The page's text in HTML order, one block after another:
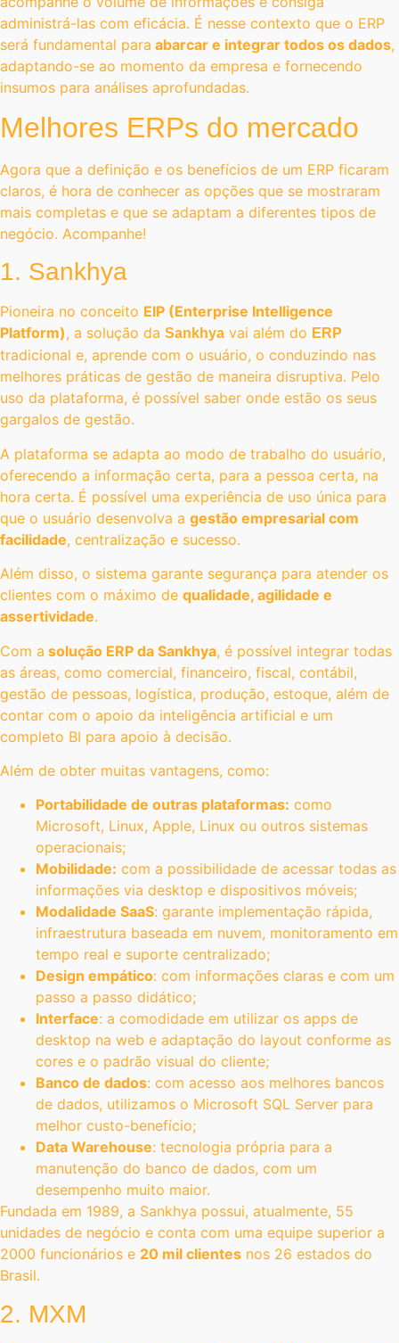
administrá-las com eficácia. É nesse contexto que o ERP
será fundamental para abarcar e integrar todos os dados,
adaptando-se ao momento da empresa e fornecendo
insumos para análises aprofundadas.
Melhores ERPs do mercado
Agora que a definição e os benefícios de um ERP ficaram
claros, é hora de conhecer as opções que se mostraram
mais completas e que se adaptam a diferentes tipos de
negócio. Acompanhe!
1. Sankhya
Pioneira no conceito EIP (Enterprise Intelligence
Platform), a solução da Sankhya vai além do ERP
tradicional e, aprende com o usuário, o conduzindo nas
melhores práticas de gestão de maneira disruptiva. Pelo
uso da plataforma, é possível saber onde estão os seus
gargalos de gestão.
A plataforma se adapta ao modo de trabalho do usuário,
oferecendo a informação certa, para a pessoa certa, na
hora certa. É possível uma experiência de uso única para
que o usuário desenvolva a gestão empresarial com
facilidade, centralização e sucesso.
Além disso, o sistema garante segurança para atender os
clientes com o máximo de qualidade, agilidade e
assertividade.
Com a solução ERP da Sankhya, é possível integrar todas
as áreas, como comercial, financeiro, fiscal, contábil,
gestão de pessoas, logística, produção, estoque, além de
contar com o apoio da inteligência artificial e um
completo BI para apoio à decisão.
Além de obter muitas vantagens, como:
Portabilidade de outras plataformas: como
Microsoft, Linux, Apple, Linux ou outros sistemas
operacionais;
Mobilidade: com a possibilidade de acessar todas as
informações via desktop e dispositivos móveis;
Modalidade SaaS: garante implementação rápida,
infraestrutura baseada em nuvem, monitoramento em
tempo real e suporte centralizado;
Design empático: com informações claras e com um
passo a passo didático;
Interface: a comodidade em utilizar os apps de
desktop na web e adaptação do layout conforme as
cores e o padrão visual do cliente;
Banco de dados: com acesso aos melhores bancos
de dados, utilizamos o Microsoft SQL Server para
melhor custo-benefício;
Data Warehouse: tecnologia própria para a
manutenção do banco de dados, com um
desempenho muito maior.
Fundada em 1989, a Sankhya possui, atualmente, 55
unidades de negócio e conta com uma equipe superior a
2000 funcionários e 20 mil clientes nos 26 estados do
Brasil.
2. MXM